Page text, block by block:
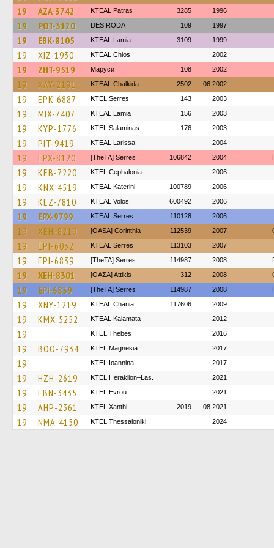
19
AZA-3742 KTEAL Patras 3285 1996
19 POT-3120 DES RODA 109 1997
19 EBK-8105 KTEAL Lamia 3109 1999
19 XIZ-1930 KTEAL Chios 2002
19 ZHT-9519 Маруси 108 2002
19 XAY-2191 KTEAL Chalkida 2502 06.2002
19 EPK-6887 KTEL Serres 143 2003
19 MIX-7407 KTEAL Lamia 156 2003
19 KYP-1776 KTEL Salaminas 176 2003
19 PIT-9419 KTEAL Larissa 2004
19 EPX-8120 [TheTA] Serres 106842 2004
19 KEB-7220 KTEL Cephalonia 2006
19 KNX-4519 KTEAL Katerini 100789 2006
19 KEZ-7810 KTEAL Volos 600492 2006
19 EPX-9799 KTEAL Serres 110128 2006
19 XEH-8219 [OASA] Corinthia 112539 2007
19 EPI-6032 KTEAL Serres 113103 2007
19 EPI-6839 [TheTA] Serres 114987 2008
19 XEH-8301 [ΟΑΣΑ] Αttikis 312 2008
19 EPI-6839 [TheTA] Serres 114987 2008
19 XNY-1219 KTEAL Chania 117606 2009
19 KMX-5252 KTEAL Kalamata 2012
19 KTEL Thebes 2016
19 BOO-7934 ΚΤΕL Magnesia 2017
19 KTEL Ioannina 2017
19 HZH-2619 KTEL Heraklion–Las. 2021
19 EBN-3435 KTEL Evrou 2021
19 AHP-2361 KTEL Xanthi 2019 08.2021
19 NMA-4150 KTEL Thessaloniki 2024